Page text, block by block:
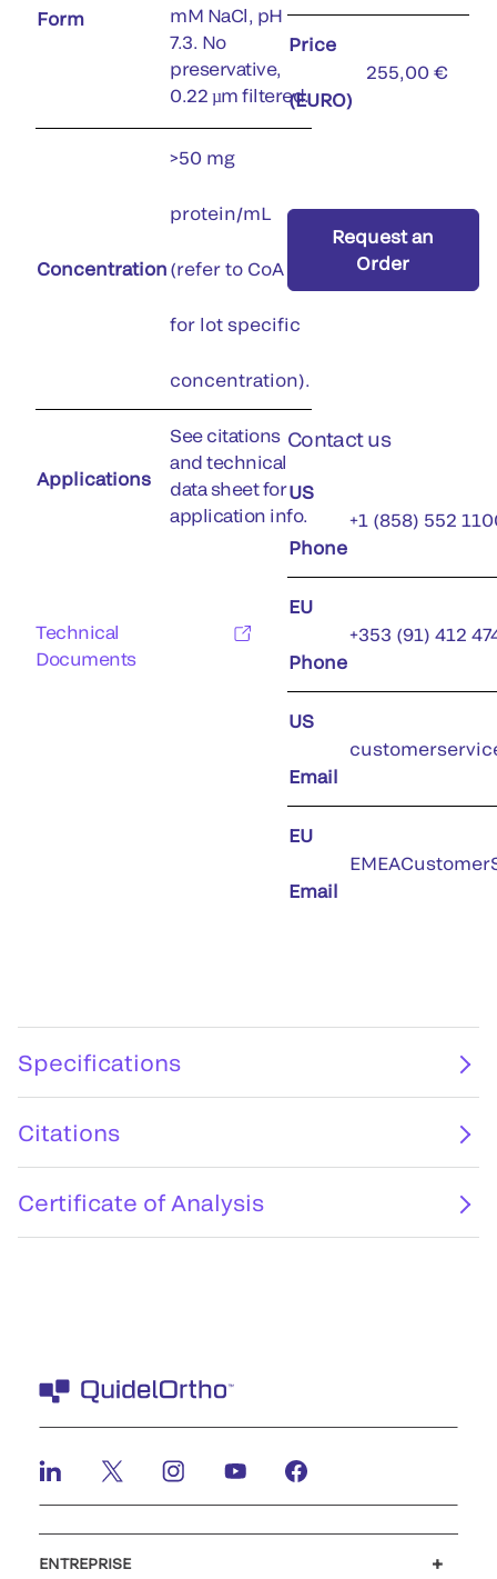
Form
mM NaCl, pH
7.3. No
preservative,
0.22 µm filtered.
Concentration
>50 mg
protein/mL
(refer to CoA
for lot specific
concentration).
Applications
See citations
and technical
data sheet for
application info.
Technical
Documents
Price
(EURO)
255,00 €
Request an
Order
Contact us
US
Phone
+1 (858) 552
EU
Phone
+353 (91) 412
US
Email
EU
Email
Specifications
Citations
Certificate of Analysis
ENTREPRISE